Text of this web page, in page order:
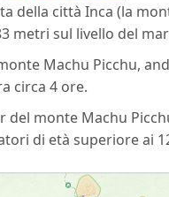
della città Inca (la
metri sul livello del
Machu Picchu,
circa 4 ore.
del monte Machu
di età superiore ai